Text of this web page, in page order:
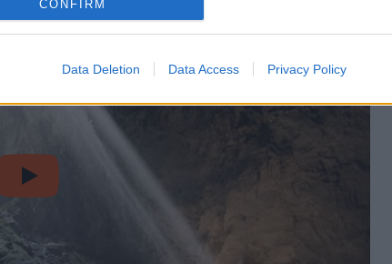
CONFIRM
Data Deletion Data Access Privacy Policy
video